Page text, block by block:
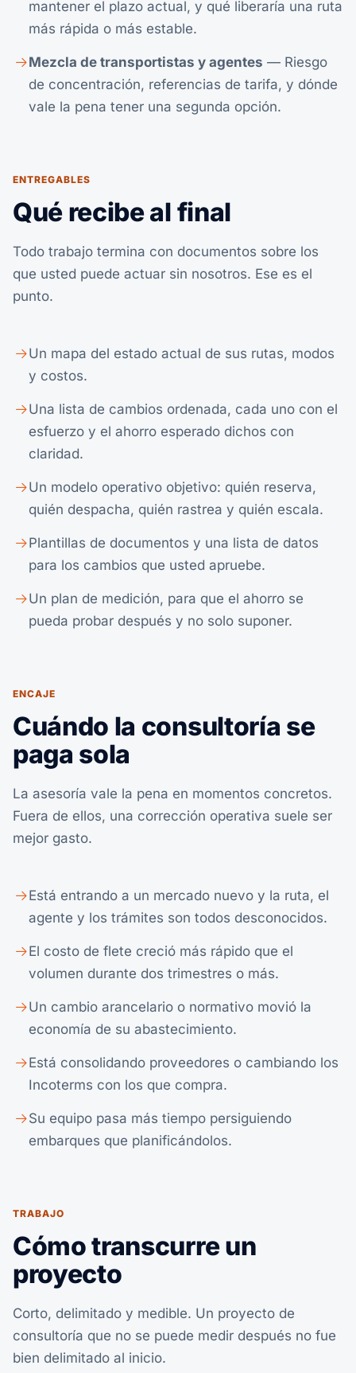
mantener el plazo actual, y qué liberaría una ruta
más rápida o más estable.
Mezcla de transportistas y agentes — Riesgo
de concentración, referencias de tarifa, y dónde
vale la pena tener una segunda opción.
ENTREGABLES
Qué recibe al final
Todo trabajo termina con documentos sobre los
que usted puede actuar sin nosotros. Ese es el
punto.
Un mapa del estado actual de sus rutas, modos
y costos.
Una lista de cambios ordenada, cada uno con el
esfuerzo y el ahorro esperado dichos con
claridad.
Un modelo operativo objetivo: quién reserva,
quién despacha, quién rastrea y quién escala.
Plantillas de documentos y una lista de datos
para los cambios que usted apruebe.
Un plan de medición, para que el ahorro se
pueda probar después y no solo suponer.
ENCAJE
Cuándo la consultoría se
paga sola
La asesoría vale la pena en momentos concretos.
Fuera de ellos, una corrección operativa suele ser
mejor gasto.
Está entrando a un mercado nuevo y la ruta, el
agente y los trámites son todos desconocidos.
El costo de flete creció más rápido que el
volumen durante dos trimestres o más.
Un cambio arancelario o normativo movió la
economía de su abastecimiento.
Está consolidando proveedores o cambiando los
Incoterms con los que compra.
Su equipo pasa más tiempo persiguiendo
embarques que planificándolos.
TRABAJO
Cómo transcurre un
proyecto
Corto, delimitado y medible. Un proyecto de
consultoría que no se puede medir después no fue
bien delimitado al inicio.